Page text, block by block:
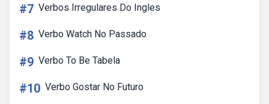
#7 Verbos Irregulares Do Ingles
#8 Verbo Watch No Passado
#9 Verbo To Be Tabela
#10 Verbo Gostar No Futuro